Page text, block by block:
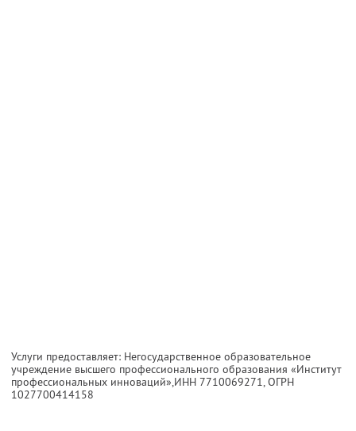
Услуги предоставляет: Негосударственное образовательное
учреждение высшего профессионального образования «Институт
профессиональных инноваций»,ИНН 7710069271, ОГРН
1027700414158